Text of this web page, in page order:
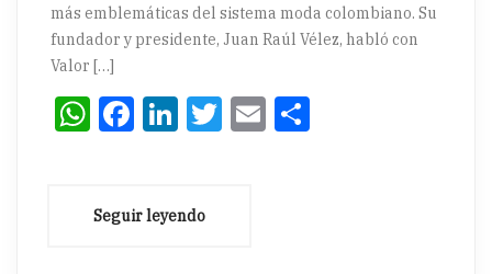
más emblemáticas del sistema moda colombiano. Su
fundador y presidente, Juan Raúl Vélez, habló con
Valor […]
WhatsApp
Facebook
LinkedIn
Twitter
Email